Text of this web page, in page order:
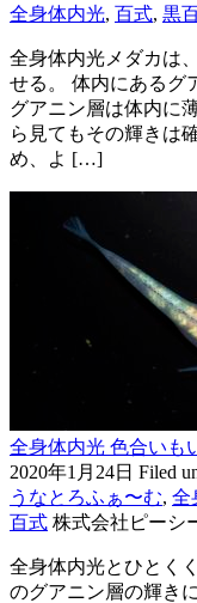
全身体内光, 百式, 黒
全身体内光メダカは
せる。 体内にあるグ
グアニン層は体内に
ら見てもその輝きは
め、よ […]
全身体内光 色合いも
2020年1月24日 Filed
うなとろふぁ〜む, 全
百式 株式会社ピーシ
全身体内光とひとく
のグアニン層の輝き